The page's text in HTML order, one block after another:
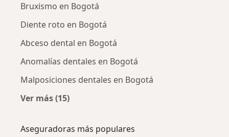
Bruxismo en Bogotá
Diente roto en Bogotá
Abceso dental en Bogotá
Anomalías dentales en Bogotá
Malposiciones dentales en Bogotá
Ver más (15)
Aseguradoras más populares